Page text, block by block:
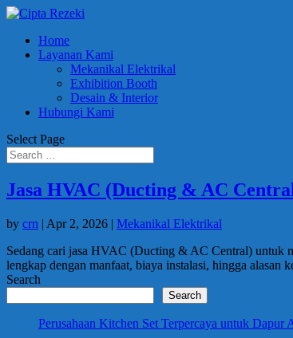
Home
Layanan Kami
Mekanikal Elektrikal
Exhibition Booth
Desain & Interior
Hubungi Kami
Select Page
Jasa HVAC (Ducting & AC
by crn | Apr 2, 2026 | Mekanikal Elektrikal
Sedang cari jasa HVAC (Ducting & AC Central) untuk
lengkap dengan manfaat, biaya instalasi, hingga alasan
Search
Search
Perusahaan Kitchen Set Terpercaya untuk Dapur